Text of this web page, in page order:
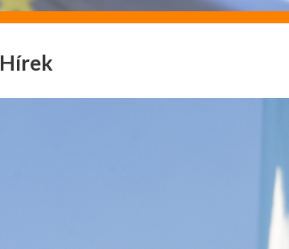
Hírek